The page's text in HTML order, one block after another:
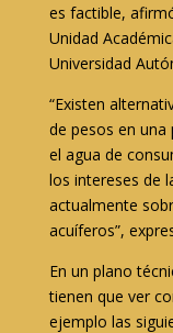
es factible,
Unidad
Universidad
“Existen
de pesos en una
el agua de
los intereses de
actualmente
acuíferos”,
En un plano
tienen que ver
ejemplo las